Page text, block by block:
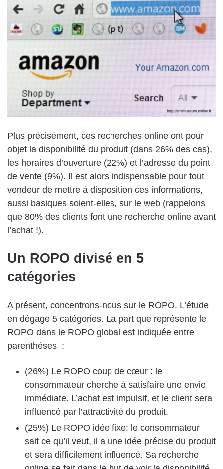
Plus précisément, ces recherches online ont pour
objet la disponibilité du produit (dans 26% des cas),
les horaires d’ouverture (22%) et l’adresse du point
de vente (9%). Il est alors indispensable pour tout
vendeur de mettre à disposition ces informations,
aussi basiques soient-elles, sur le web (rappelons
que 80% des clients font une recherche online avant
l’achat !).
Un ROPO divisé en 5
catégories
A présent, concentrons-nous sur le ROPO. L’étude
en dégage 5 catégories. La part que représente le
ROPO dans le ROPO global est indiquée entre
parenthèses :
(26%) Le ROPO coup de cœur : le
consommateur cherche à satisfaire une envie
immédiate. L’achat est impulsif, et le client sera
influencé par l’attractivité du produit.
(25%) Le ROPO idée fixe: le consommateur
sait ce qu’il veut, il a une idée précise du produit
et sera difficilement influencé. Sa recherche